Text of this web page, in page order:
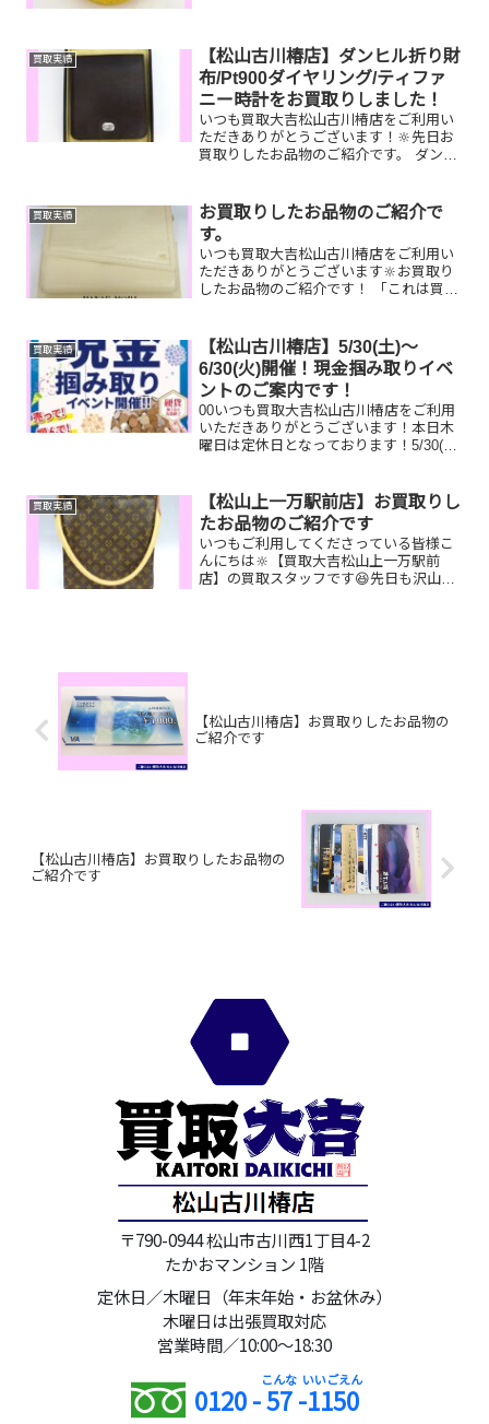
ヴィトンの小物やバッ...
買取実績
【松山古川椿店】ダンヒル折り財
布/Pt900ダイヤリング/ティファ
ニー時計をお買取りしました！
いつも買取大吉松山古川椿店をご利用い
ただきありがとうございます！🔆先日お
買取りしたお品物のご紹介です。 ダンヒ
はございませんか？そのお品物ぜひ！買
取大吉松山古川...
買取実績
お買取りしたお品物のご紹介で
す。
いつも買取大吉松山古川椿店をご利用い
ただきありがとうございます🔆お買取り
したお品物のご紹介です！ 「これは買取
い！😊喜んでお査定させていただきま
す！そして！！現在イベン...
買取実績
【松山古川椿店】5/30(土)～
6/30(火)開催！現金掴み取りイベ
ントのご案内です！
00いつも買取大吉松山古川椿店をご利用
いただきありがとうございます！本日木
曜日は定休日となっております！5/30(土)
お客様限定でご参加いただけます😌(金...
買取実績
【松山上一万駅前店】お買取りし
たお品物のご紹介です
いつもご利用してくださっている皆様こ
んにちは🔆【買取大吉松山上一万駅前
店】の買取スタッフです😆先日も沢山の
【松山古川椿店】お買取りしたお品物の
ご紹介です
【松山古川椿店】お買取りしたお品物の
ご紹介です
〒790-0944 松山市古川西1丁目4-2
たかおマンション 1階
定休日／木曜日（年末年始・お盆休み）
木曜日は出張買取対応
営業時間／10:00～18:30
0120 -57-1150